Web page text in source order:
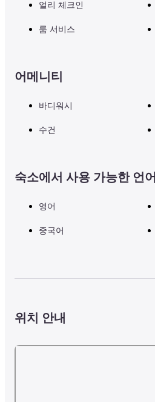
얼리 체크인
룸 서비스
어메니티
바디워시
수건
숙소에서 사용 가능한 언어
영어
중국어
위치 안내